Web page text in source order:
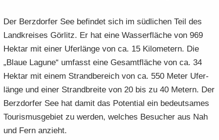
Der Berz­dor­fer See be­fin­det sich im süd­li­chen Teil des
Land­krei­ses Gör­litz. Er hat eine Was­ser­flä­che von 969
Hekt­ar mit einer Ufer­län­ge von ca. 15 Ki­lo­me­tern. Die
„Blaue La­gu­ne“ um­fasst eine Ge­samt­flä­che von ca. 34
Hekt­ar mit einem Strand­be­reich von ca. 550 Meter Ufer­
län­ge und einer Strand­brei­te von 20 bis zu 40 Me­tern. Der
Berz­dor­fer See hat damit das Po­ten­ti­al ein be­deut­sa­mes
Tou­ris­mus­ge­biet zu wer­den, wel­ches Be­su­cher aus Nah
und Fern an­zieht.